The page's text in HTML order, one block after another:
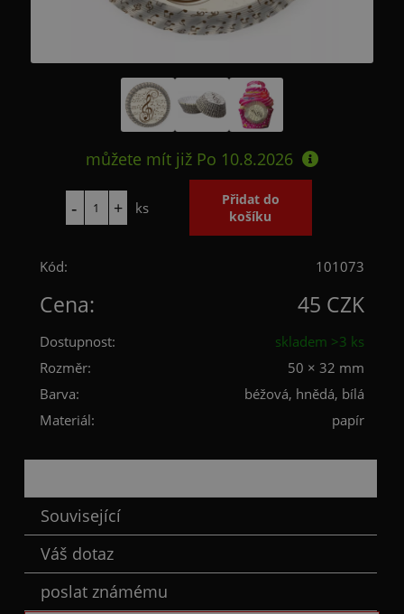
můžete mít již Po 10.8.2026
ks
Kód: 101073
Cena: 45 CZK
Dostupnost:
skladem >3 ks
Rozměr:
50 × 32 mm
Barva:
béžová, hnědá, bílá
Materiál:
papír
Související
Váš dotaz
poslat známému